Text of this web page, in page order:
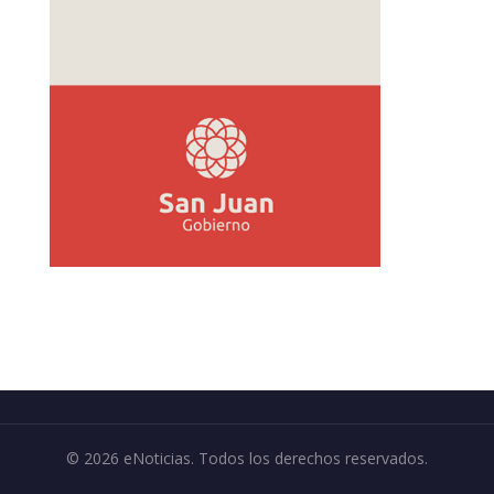
© 2026 eNoticias. Todos los derechos reservados.